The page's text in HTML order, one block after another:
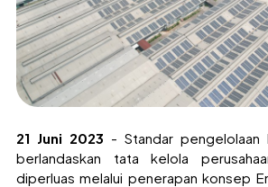
21 Juni 2023 - Standar pengelolaan
berlandaskan tata kelola
diperluas melalui penerapan konsep